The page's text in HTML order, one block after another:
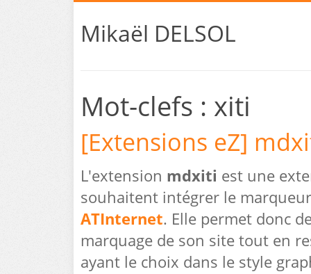
Mikaël DELSOL
Mot-clefs : xiti
[Extensions eZ]
L'extension mdxiti est une
souhaitent intégrer le
ATInternet. Elle permet donc
marquage de son site tout en
ayant le choix dans le style